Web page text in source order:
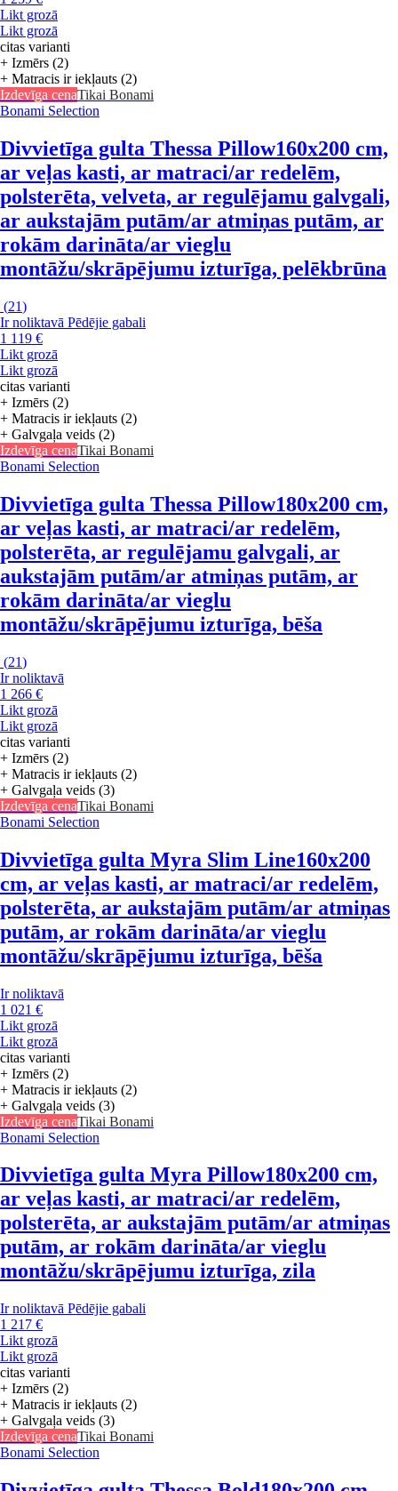
Likt grozā
Likt grozā
citas varianti
+ Izmērs (2)
+ Matracis ir iekļauts (2)
Izdevīga cenaTikai Bonami
Bonami Selection
Divvietīga gulta Thessa Pillow160x200 cm,
ar veļas kasti, ar matraci/ar redelēm,
polsterēta, velveta, ar regulējamu galvgali,
ar aukstajām putām/ar atmiņas putām, ar
rokām darināta/ar vieglu
montāžu/skrāpējumu izturīga, pelēkbrūna
(21)
Ir noliktavā Pēdējie gabali
1 119 €
Likt grozā
Likt grozā
citas varianti
+ Izmērs (2)
+ Matracis ir iekļauts (2)
+ Galvgaļa veids (2)
Izdevīga cenaTikai Bonami
Bonami Selection
Divvietīga gulta Thessa Pillow180x200 cm,
ar veļas kasti, ar matraci/ar redelēm,
polsterēta, ar regulējamu galvgali, ar
aukstajām putām/ar atmiņas putām, ar
rokām darināta/ar vieglu
montāžu/skrāpējumu izturīga, bēša
(21)
Ir noliktavā
1 266 €
Likt grozā
Likt grozā
citas varianti
+ Izmērs (2)
+ Matracis ir iekļauts (2)
+ Galvgaļa veids (3)
Izdevīga cenaTikai Bonami
Bonami Selection
Divvietīga gulta Myra Slim Line160x200
cm, ar veļas kasti, ar matraci/ar redelēm,
polsterēta, ar aukstajām putām/ar atmiņas
putām, ar rokām darināta/ar vieglu
montāžu/skrāpējumu izturīga, bēša
Ir noliktavā
1 021 €
Likt grozā
Likt grozā
citas varianti
+ Izmērs (2)
+ Matracis ir iekļauts (2)
+ Galvgaļa veids (3)
Izdevīga cenaTikai Bonami
Bonami Selection
Divvietīga gulta Myra Pillow180x200 cm,
ar veļas kasti, ar matraci/ar redelēm,
polsterēta, ar aukstajām putām/ar atmiņas
putām, ar rokām darināta/ar vieglu
montāžu/skrāpējumu izturīga, zila
Ir noliktavā Pēdējie gabali
1 217 €
Likt grozā
Likt grozā
citas varianti
+ Izmērs (2)
+ Matracis ir iekļauts (2)
+ Galvgaļa veids (3)
Izdevīga cenaTikai Bonami
Bonami Selection